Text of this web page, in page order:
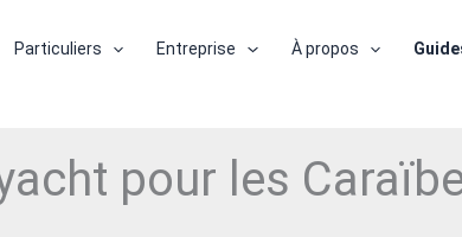
Particuliers Entreprise À propos
pour les